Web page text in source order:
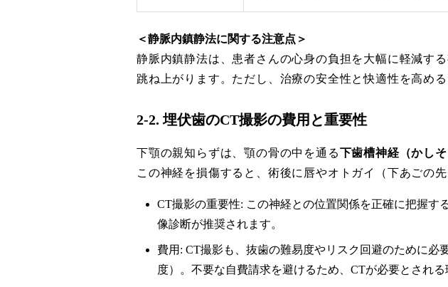
＜静脈内鎮静法に関する注意点＞
静脈内鎮静法は、患者さんの心身の負担を大幅に軽減す
跳ね上がります。ただし、治療の安全性と快適性を高め
2-2. 埋伏歯のCT撮影の費用と重要性
下顎の親知らずは、顎の骨の中を通る下歯槽神経（かしそ
この神経を損傷すると、術後に唇やオトガイ（下あごの
CT撮影の重要性: この神経との位置関係を正確に把握
像診断が推奨されます。
費用: CT撮影も、抜歯の難易度やリスク回避のために必
度）。不要な自費請求を避けるため、CTが必要とされ